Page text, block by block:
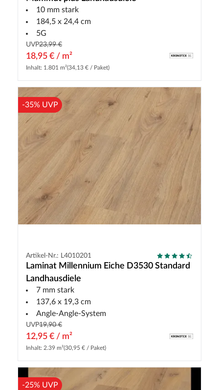
10 mm stark
184,5 x 24,4 cm
5G
UVP23,99 €
18,95 € / m²
Inhalt: 1.801 m²(34,13 € / Paket)
-35% UVP
Artikel-Nr.: L4010201
Laminat Millennium Eiche D3530 Standard
Landhausdiele
7 mm stark
137,6 x 19,3 cm
Angle-Angle-System
UVP19,90 €
12,95 € / m²
Inhalt: 2.39 m²(30,95 € / Paket)
-25% UVP